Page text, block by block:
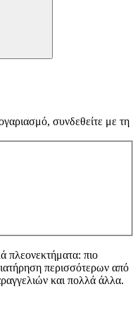
συνδεθείτε με τη
πλεονεκτήματα: πιο
περισσότερων από
και πολλά άλλα.